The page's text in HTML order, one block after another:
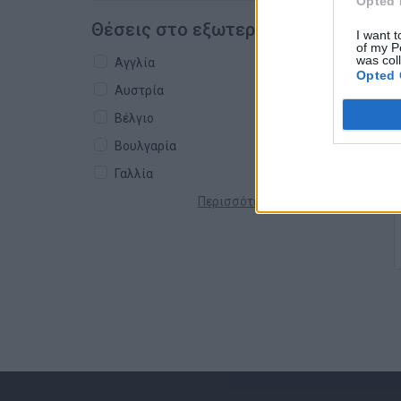
I want
of my
was
Opted
Θέσεις στο εξωτερικό
Αγγλία
Αυστρία
Βέλγιο
Βουλγαρία
Γαλλία
Περισσότερες χώρες +